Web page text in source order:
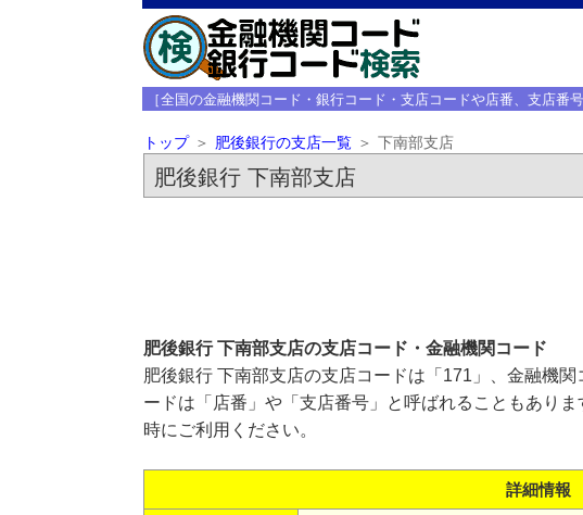
［全国の金融機関コード・銀行コード・支店コードや店番、支店番
トップ 肥後銀行の支店一覧 下南部支店
肥後銀行 下南部支店
肥後銀行 下南部支店の支店コード・金融機関コード
肥後銀行 下南部支店の支店コードは「171」、金融機
ードは「店番」や「支店番号」と呼ばれることもあり
時にご利用ください。
詳細情報